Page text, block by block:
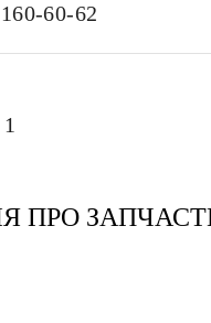
60-62
ПРО